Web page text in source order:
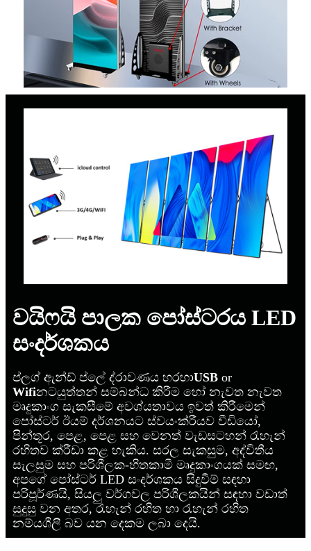
වයිෆයි පාලක පෝස්ටරය LED
​​සංදර්ශකය
ප්ලග් ඇන්ඩ් ප්ලේ ද්රාවණය හරහාUSB or
Wifiනටයුත්තන් සම්බන්ධ කිරීම හෝ නැවත නැවත
මෘදුකාංග සැකසීමේ අවශ්යතාවය ඉවත් කිරීමෙන්
පෝස්ටර් ඊයම් දර්ශනයට ස්වයංක්රීයව වීඩියෝ,
පින්තූර, පෙළ, පෙළ සහ වෙනත් වැඩසටහන් රැහැන්
රහිතව ක්රීඩා කළ හැකිය. සරල සැකසුම, අද්විතීය
සැලසුම සහ පරිශීලක-හිතකාමී මෘදුකාංගයක් සමඟ,
අපගේ පෝස්ටර් LED සංදර්ශකය සිදුවීම් සඳහා
පරිපූර්ණයි, සියලු වර්ගවල පරිශීලකයින් සඳහා වඩාත්
සුදුසු වන අතර, රැහැන් රහිත හා රැහැන් රහිත
නම්යශීලී බව යන දෙකම ලබා දෙයි.